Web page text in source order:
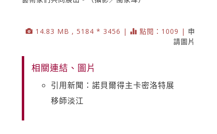
14.83 MB , 5184 * 3456 | 點閱：1009 | 申
請圖片
相關連結、圖片
引用新聞：諾貝爾得主卡密洛特展
移師淡江